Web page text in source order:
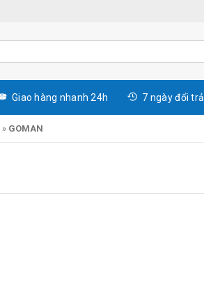
Giao hàng nhanh 24h 7 ngày đổi trả
» GOMAN